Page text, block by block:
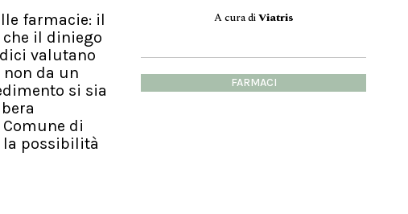
farmacie: il
che il diniego
valutano
da un
si sia
di
la possibilità
A cura diViatris
FARMACI